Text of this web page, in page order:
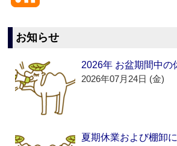
お知らせ
2026年 お盆期間中の
2026年07月24日 (金)
夏期休業および棚卸